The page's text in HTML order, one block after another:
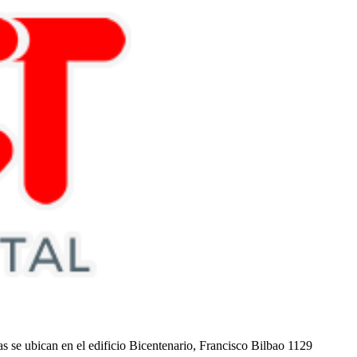
se ubican en el edificio Bicentenario, Francisco Bilbao 1129